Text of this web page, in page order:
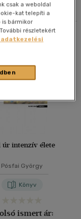
úr intenzív élete
Pósfai György
Könyv
ismert ár:
csak a weboldal
kat telepíti a
bármikor
részletekért